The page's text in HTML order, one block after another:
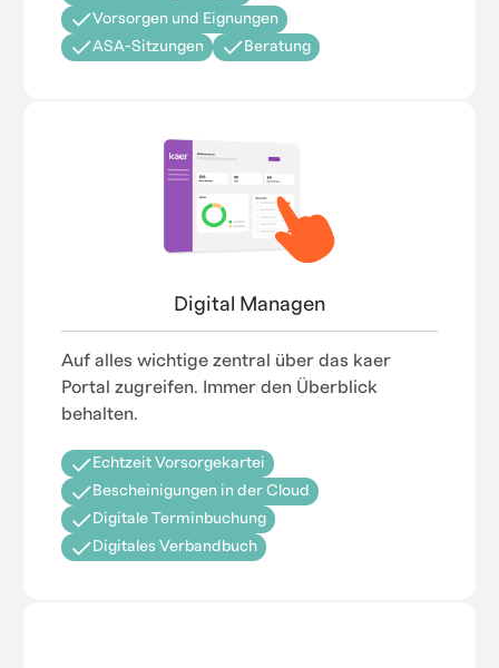
Vorsorgen und Eignungen
ASA-Sitzungen
Beratung
Digital Managen
Auf alles wichtige zentral über das kaer
Portal zugreifen. Immer den Überblick
behalten.
Echtzeit Vorsorgekartei
Bescheinigungen in der Cloud
Digitale Terminbuchung
Digitales Verbandbuch